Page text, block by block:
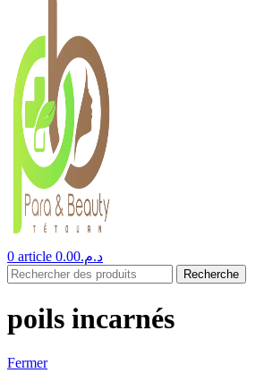
0 article د.م.0.00
Recherche
poils incarnés
Fermer